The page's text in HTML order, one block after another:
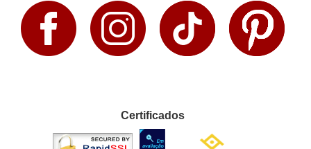
Certificados